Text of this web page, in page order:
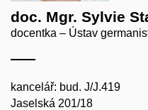
doc. Mgr. Sylvie
docentka – Ústav
kancelář: bud. J/J.419
Jaselská 201/18